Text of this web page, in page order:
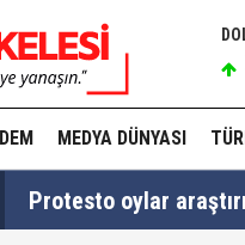
MEDYA DÜNYASI
Protesto oylar